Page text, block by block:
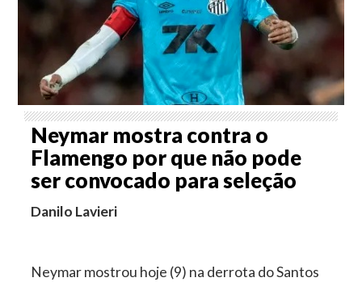
Neymar mostra contra o
Flamengo por que não pode
ser convocado para seleção
Danilo Lavieri
Neymar mostrou hoje (9) na derrota do Santos